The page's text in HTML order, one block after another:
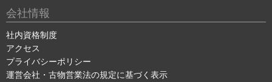
会社情報
社内資格制度
アクセス
プライバシーポリシー
運営会社・古物営業法の規定に基づく表示